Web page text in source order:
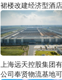
裙楼改建经济型酒
研
上海远天控股集团
公司奉贤物流基地